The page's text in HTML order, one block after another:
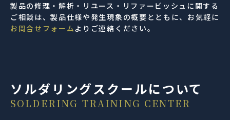
製品の修理・解析・リユース・リファービッシュに関する
ご相談は、製品仕様や発生現象の概要とともに、お気軽に
お問合せフォームよりご連絡ください。
ソルダリングスクールについて
SOLDERING TRAINING CENTER